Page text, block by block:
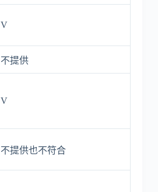
V
不提供
V
不提供也不符合